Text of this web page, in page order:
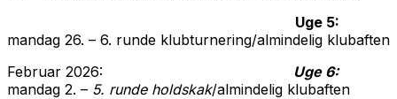
Uge 5:
mandag 26. – 6. runde klubturnering/almindelig klubaften
Februar 2026: Uge 6:
mandag 2. – 5. runde holdskak/almindelig klubaften